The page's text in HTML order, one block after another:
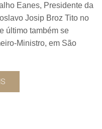
Eanes, Presidente da
Josip Broz Tito no
último também se
Ministro, em São